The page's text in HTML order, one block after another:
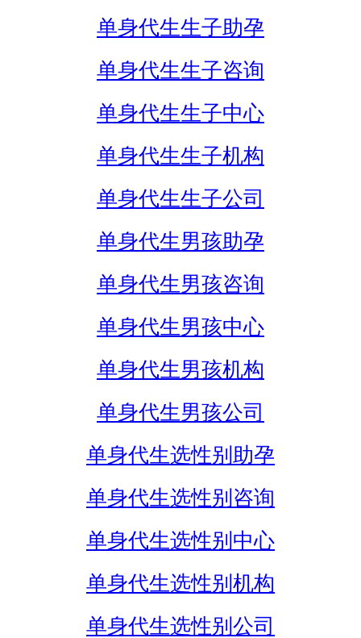
单身代生生子助孕
单身代生生子咨询
单身代生生子中心
单身代生生子机构
单身代生生子公司
单身代生男孩助孕
单身代生男孩咨询
单身代生男孩中心
单身代生男孩机构
单身代生男孩公司
单身代生选性别助孕
单身代生选性别咨询
单身代生选性别中心
单身代生选性别机构
单身代生选性别公司